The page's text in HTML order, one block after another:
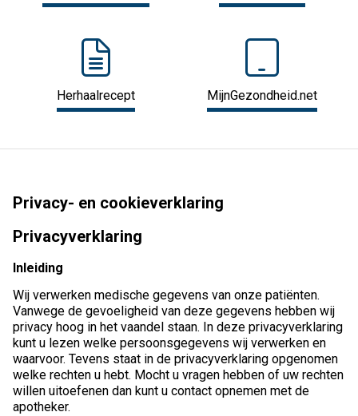
Herhaalrecept MijnGezondheid.net
Privacy- en cookieverklaring
Privacyverklaring
Inleiding
Wij verwerken medische gegevens van onze patiënten.
Vanwege de gevoeligheid van deze gegevens hebben wij
privacy hoog in het vaandel staan. In deze privacyverklaring
kunt u lezen welke persoonsgegevens wij verwerken en
waarvoor. Tevens staat in de privacyverklaring opgenomen
welke rechten u hebt. Mocht u vragen hebben of uw rechten
willen uitoefenen dan kunt u contact opnemen met de
apotheker.